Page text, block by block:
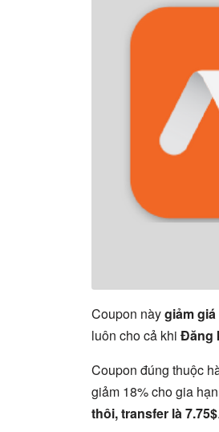
Coupon nàygiảm
luôn cho cả khi Đăng
Coupon đúng thuộc
giảm 18% cho gia
thôi, transfer là 7.75$.